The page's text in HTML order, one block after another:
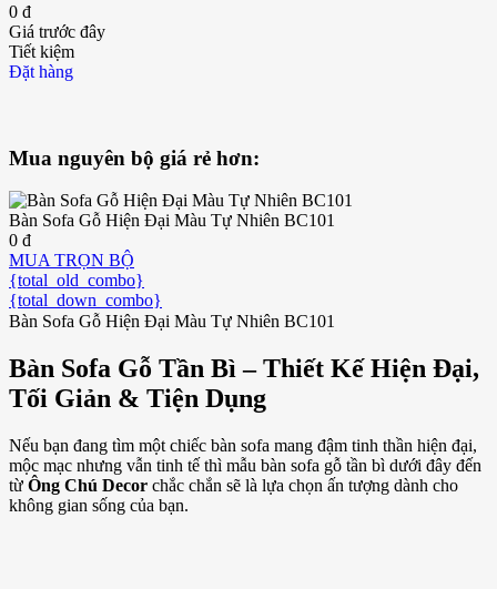
0 đ
Giá trước đây
Tiết kiệm
Đặt hàng
Mua nguyên bộ giá rẻ hơn:
Bàn Sofa Gỗ Hiện Đại Màu Tự Nhiên BC101
0 đ
MUA TRỌN BỘ
{total_old_combo}
{total_down_combo}
Bàn Sofa Gỗ Hiện Đại Màu Tự Nhiên BC101
Bàn Sofa Gỗ Tần Bì – Thiết Kế Hiện Đại,
Tối Giản & Tiện Dụng
Nếu bạn đang tìm một chiếc bàn sofa mang đậm tinh thần hiện đại,
mộc mạc nhưng vẫn tinh tế thì mẫu bàn sofa gỗ tần bì dưới đây đến
từ Ông Chú Decor chắc chắn sẽ là lựa chọn ấn tượng dành cho
không gian sống của bạn.